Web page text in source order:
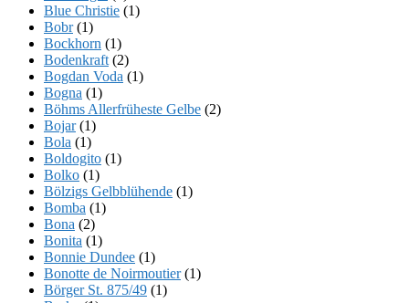
Blue Christie (1)
Bobr(1)
Bockhorn (1)
Bodenkraft (2)
Bogdan Voda (1)
Bogna (1)
Böhms Allerfrüheste Gelbe (2)
Bojar(1)
Bola (1)
Boldogito (1)
Bolko (1)
Bölzigs Gelbblühende (1)
Bomba (1)
Bona (2)
Bonita (1)
Bonnie Dundee (1)
Bonotte de Noirmoutier(1)
Börger St. 875/49 (1)